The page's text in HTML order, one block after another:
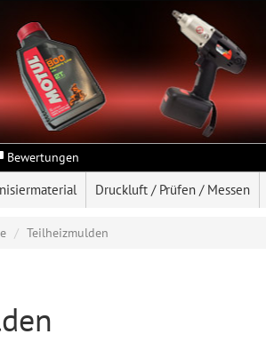
Bewertungen
Druckluft / Prüfen / Messen
Teilheizmulden